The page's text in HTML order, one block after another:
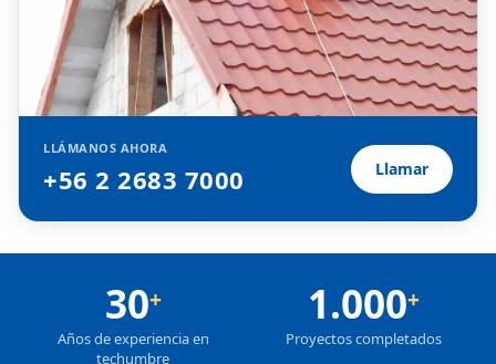
LLÁMANOS AHORA
+56 2 2683 7000 Llamar
30+
Años de experiencia en
techumbre
1.000+
Proyectos completados